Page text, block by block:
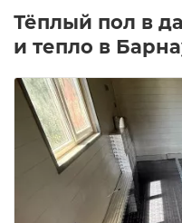
Тёплый пол в
и тепло в